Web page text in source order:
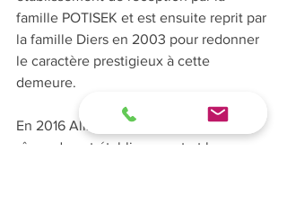
famille POTISEK et est ensuite reprit par
la famille Diers en 2003 pour redonner
le caractère prestigieux à cette
demeure.
En 2016 Alizée DEBOU reprends les
rênes de cet établissement et le